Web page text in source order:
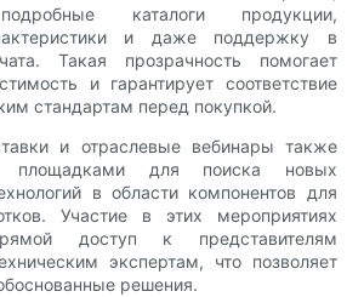
каталоги продукции,
и даже поддержку в
Такая прозрачность помогает
и гарантирует соответствие
стандартам перед покупкой.
и отраслевые вебинары также
площадками для поиска новых
в области компонентов для
Участие в этих мероприятиях
доступ к представителям
экспертам, что позволяет
решения.